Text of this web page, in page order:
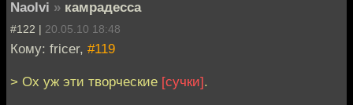
Naolvi » камрадесса
#122 | 20.05.10 18:48
Кому: fricer, #119
> Ох уж эти творческие [сучки].